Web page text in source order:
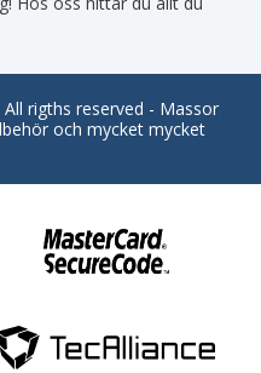
rigths reserved - Massor
och mycket mycket